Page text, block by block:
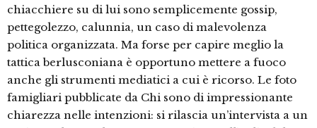
chiacchiere su di lui sono semplicemente gossip,
pettegolezzo, calunnia, un caso di malevolenza
politica organizzata. Ma forse per capire meglio la
tattica berlusconiana è opportuno mettere a fuoco
anche gli strumenti mediatici a cui è ricorso. Le foto
famigliari pubblicate da Chi sono di impressionante
chiarezza nelle intenzioni: si rilascia un’intervista a un